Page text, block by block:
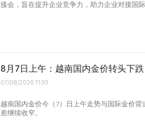
接会，旨在提升企业竞争力，助力企业对接国际
8月7日上午：越南国内金价转头下跌
07/08/2026 11:30
越南国内金价今（7）日上午走势与国际金价
差继续收窄。